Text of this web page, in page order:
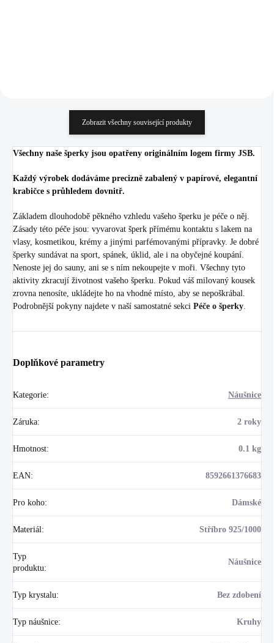
Zobrazit všechny související produkty
Všechny naše šperky jsou opatřeny originálním logem firmy JSB.
Každý výrobek dodáváme precizně zabalený v papírové, elegantní
krabičce s průhledem dovnitř.
Základem dlouhodobě pěkného vzhledu vašeho šperku je péče o něj.
Zásady této péče jsou: vyvarovat šperk přímému kontaktu s lakem na
vlasy, kosmetikou, krémy a jinými parfémovanými přípravky. Je dobré
šperky sundávat na sport, spánek, úklid, ale i na obyčejné koupání.
Nenoste jej do sauny, ani se s ním nekoupejte v moři. Všechny tyto
aktivity zkracují životnost vašeho šperku. Pokud váš milovaný kousek
zrovna nenosíte, ukládejte ho na vhodné místo, aby se nepoškrábal.
Podrobnější pokyny najdete v naší samostatné sekci Péče o šperky
Doplňkové parametry
Kategorie: Náušnice
Záruka: 2 roky
Hmotnost: 0.1 kg
EAN: 8592661376683
Pro koho: Dámské
Materiál : Stříbro 925/1000
Typ
produktu:
Náušnice
Typ krystalu: Bez zdobení
Typ náušnice: Kruhy